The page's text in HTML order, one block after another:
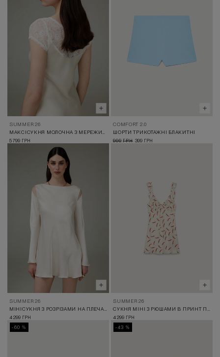
SUMMER 26
5 799 ГРН
COMFORT 2.0
ШОРТИ ТРИКОТАЖНІ БЛАКИТНІ
999 ГРН 399 ГРН
SUMMER 26
МІНІСУКНЯ З РОЗРІЗАМИ НА ПЛЕЧАХ МОЛОЧНА
4 299 ГРН
SUMMER 26
СУКНЯ МІНІ З РЮШАМИ В ПРИНТ ПЕРЦЯ
4 299 ГРН
-60 %
-43 %